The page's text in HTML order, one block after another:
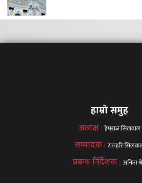
हाम्रो समुह
अध्यक्ष : हेमराज सिलवाल
सम्पादक :रामहरि
प्रबन्ध निर्देशक : अनिता